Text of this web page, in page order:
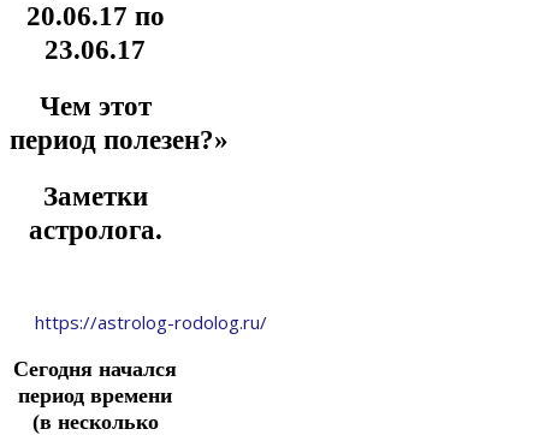
20.06.17 по
23.06.17
Чем этот
период полезен?»
Заметки
астролога.
https://astrolog-rodolog.ru/
Сегодня начался
период времени
(в несколько